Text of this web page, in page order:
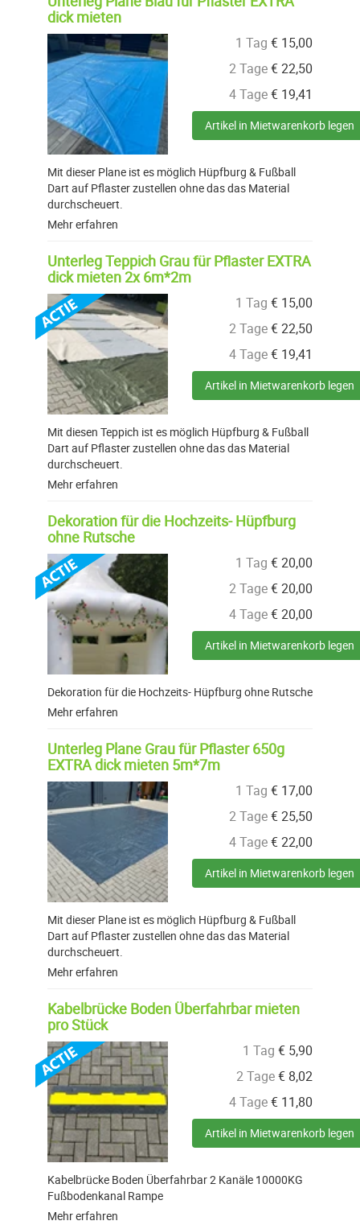
dick mieten
1 Tag € 15,00
2 Tage€22,50
4 Tage€ 19,41
Artikel in Mietwarenkorb legen
Mit dieser Plane ist es möglich Hüpfburg & Fußball
Dart auf Pflaster zustellen ohne das das Material
durchscheuert.
Mehr erfahren
Unterleg Teppich Grau für Pflaster EXTRA
dick mieten 2x 6m*2m
1 Tag € 15,00
2 Tage€22,50
4 Tage€ 19,41
Artikel in Mietwarenkorb legen
Mit diesen Teppich ist es möglich Hüpfburg & Fußball
Dart auf Pflaster zustellen ohne das das Material
durchscheuert.
Mehr erfahren
Dekoration für die Hochzeits- Hüpfburg
ohne Rutsche
1 Tag €20,00
2 Tage€20,00
4 Tage€20,00
Artikel in Mietwarenkorb legen
Dekoration für die Hochzeits- Hüpfburg ohne Rutsche
Mehr erfahren
Unterleg Plane Grau für Pflaster 650g
EXTRA dick mieten 5m*7m
1 Tag € 17,00
2 Tage€25,50
4 Tage€22,00
Artikel in Mietwarenkorb legen
Mit dieser Plane ist es möglich Hüpfburg & Fußball
Dart auf Pflaster zustellen ohne das das Material
durchscheuert.
Mehr erfahren
Kabelbrücke Boden Überfahrbar mieten
pro Stück
1 Tag € 5,90
2 Tage€ 8,02
4 Tage€ 11,80
Artikel in Mietwarenkorb legen
Kabelbrücke Boden Überfahrbar 2 Kanäle 10000KG
Fußbodenkanal Rampe
Mehr erfahren